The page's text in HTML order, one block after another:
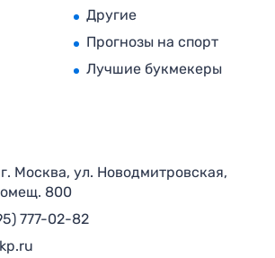
Другие
Прогнозы на спорт
Лучшие букмекеры
Москва, ул. Новодмитровская,
800
777-02-82